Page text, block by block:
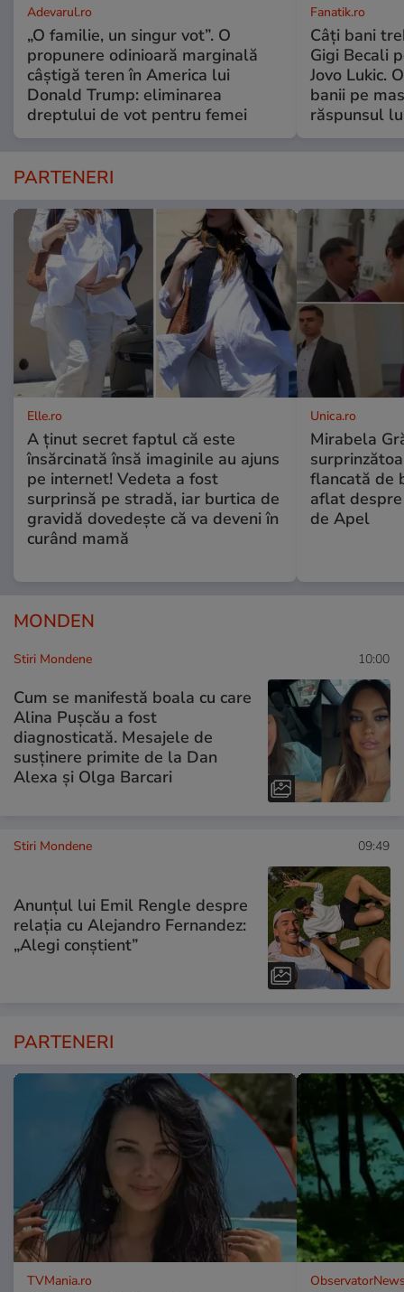
Adevarul.ro
„O familie, un singur vot”. O
propunere odinioară marginală
câștigă teren în America lui
Donald Trump: eliminarea
dreptului de vot pentru femei
Fanatik.ro
Câți bani
Gigi Becali
Jovo Lukic.
banii pe
răspunsul
PARTENERI
Elle.ro
A ținut secret faptul că este
însărcinată însă imaginile au ajuns
pe internet! Vedeta a fost
surprinsă pe stradă, iar burtica de
gravidă dovedește că va deveni în
curând mamă
Unica.ro
Mirabela
flancată de
aflat
de Apel
MONDEN
Stiri Mondene 10:00
Cum se manifestă boala cu care
Alina Pușcău a fost
diagnosticată. Mesajele de
susținere primite de la Dan
Alexa și Olga Barcari
Stiri Mondene 09:49
Anunțul lui Emil Rengle despre
relația cu Alejandro Fernandez:
„Alegi conștient”
PARTENERI
TVMania.ro